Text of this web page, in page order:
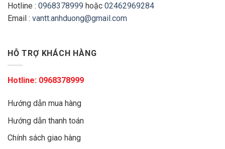
Hotline : 0968378999 hoặc 02462969284
Email : vantt.anhduong@gmail.com
HỖ TRỢ KHÁCH HÀNG
Hotline: 0968378999
Hướng dẫn mua hàng
Hướng dẫn thanh toán
Chính sách giao hàng